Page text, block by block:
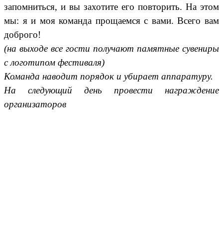
запомниться, и вы захотите его повторить. На этом
мы: я и моя команда прощаемся с вами. Всего вам
доброго!
(на выходе все гости получают памятные сувениры
с логотипом фестиваля)
Команда наводит порядок и убирает аппаратуру.
На следующий день провести награждение
организаторов